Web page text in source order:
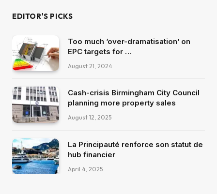
EDITOR'S PICKS
Too much ‘over-dramatisation’ on
EPC targets for …
August 21, 2024
Cash-crisis Birmingham City Council
planning more property sales
August 12, 2025
La Principauté renforce son statut de
hub financier
April 4, 2025